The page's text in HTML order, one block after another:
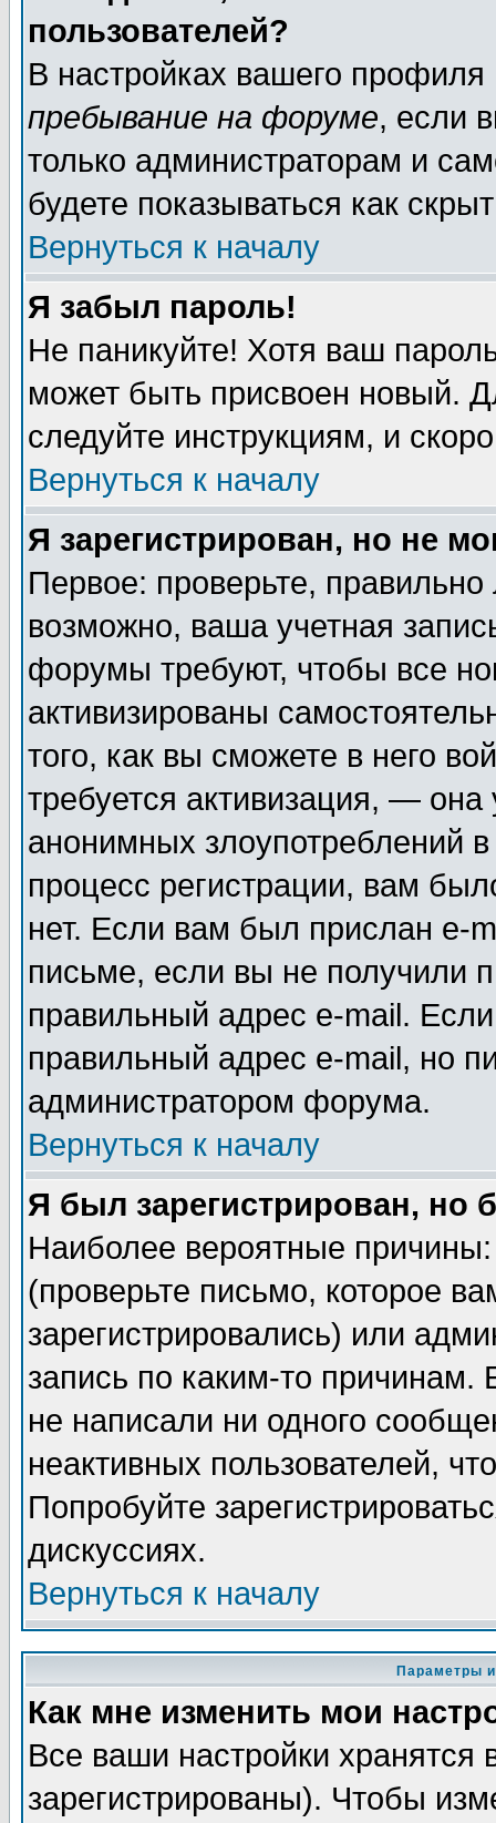
пользователей?
В настройках вашего
пребывание на форуме, если
только администраторам и
будете показываться как
Вернуться к началу
Я забыл пароль!
Не паникуйте! Хотя ваш
может быть присвоен новый.
следуйте инструкциям, и
Вернуться к началу
Я зарегистрирован, но не
Первое: проверьте,
возможно, ваша учетная
форумы требуют, чтобы все
активизированы
того, как вы сможете в него
требуется активизация, —
анонимных злоупотреблений
процесс регистрации, вам
нет. Если вам был прислан e-
письме, если вы не получили
правильный адрес e-mail.
правильный адрес e-mail, но
администратором форума.
Вернуться к началу
Я был зарегистрирован, но
Наиболее вероятные
(проверьте письмо, которое
зарегистрировались) или
запись по каким-то
не написали ни одного
неактивных пользователей,
Попробуйте
дискуссиях.
Вернуться к началу
Параметры
Как мне изменить мои
Все ваши настройки
зарегистрированы). Чтобы